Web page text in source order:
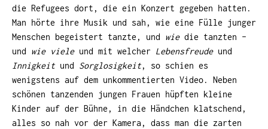
die Refugees dort, die ein Konzert gegeben hatten.
Man hörte ihre Musik und sah, wie eine Fülle junger
Menschen begeistert tanzte, und wie die tanzten –
und wie vieleund mit welcher Lebensfreudeund
Innigkeit und Sorglosigkeit, so schien es
wenigstens auf dem unkommentierten Video. Neben
schönen tanzenden jungen Frauen hüpften kleine
Kinder auf der Bühne, in die Händchen klatschend,
alles so nah vor der Kamera, dass man die zarten